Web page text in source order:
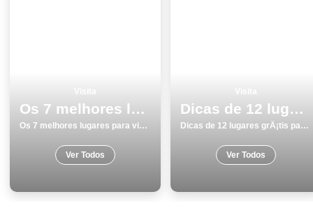
Os 7 melhores lugares para visitar em Coimbra
Os 7 melhores lugares para visitar em Coimbra
Ver Todos
Dicas de 12 lugares grÃ¡tis para visitar em Portalegre
Dicas de 12 lugares grÃ¡tis para visitar em Portalegre
Ver Todos